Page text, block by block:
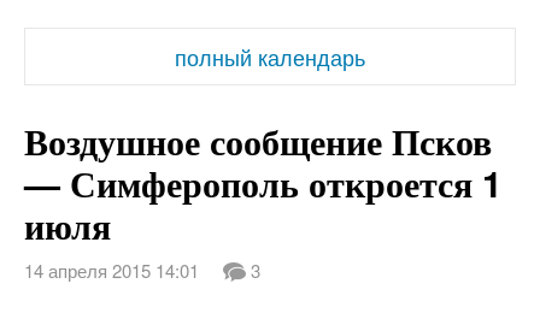
полный календарь
Воздушное сообщение Псков
— Симферополь откроется 1
июля
14 апреля 2015 14:01 3